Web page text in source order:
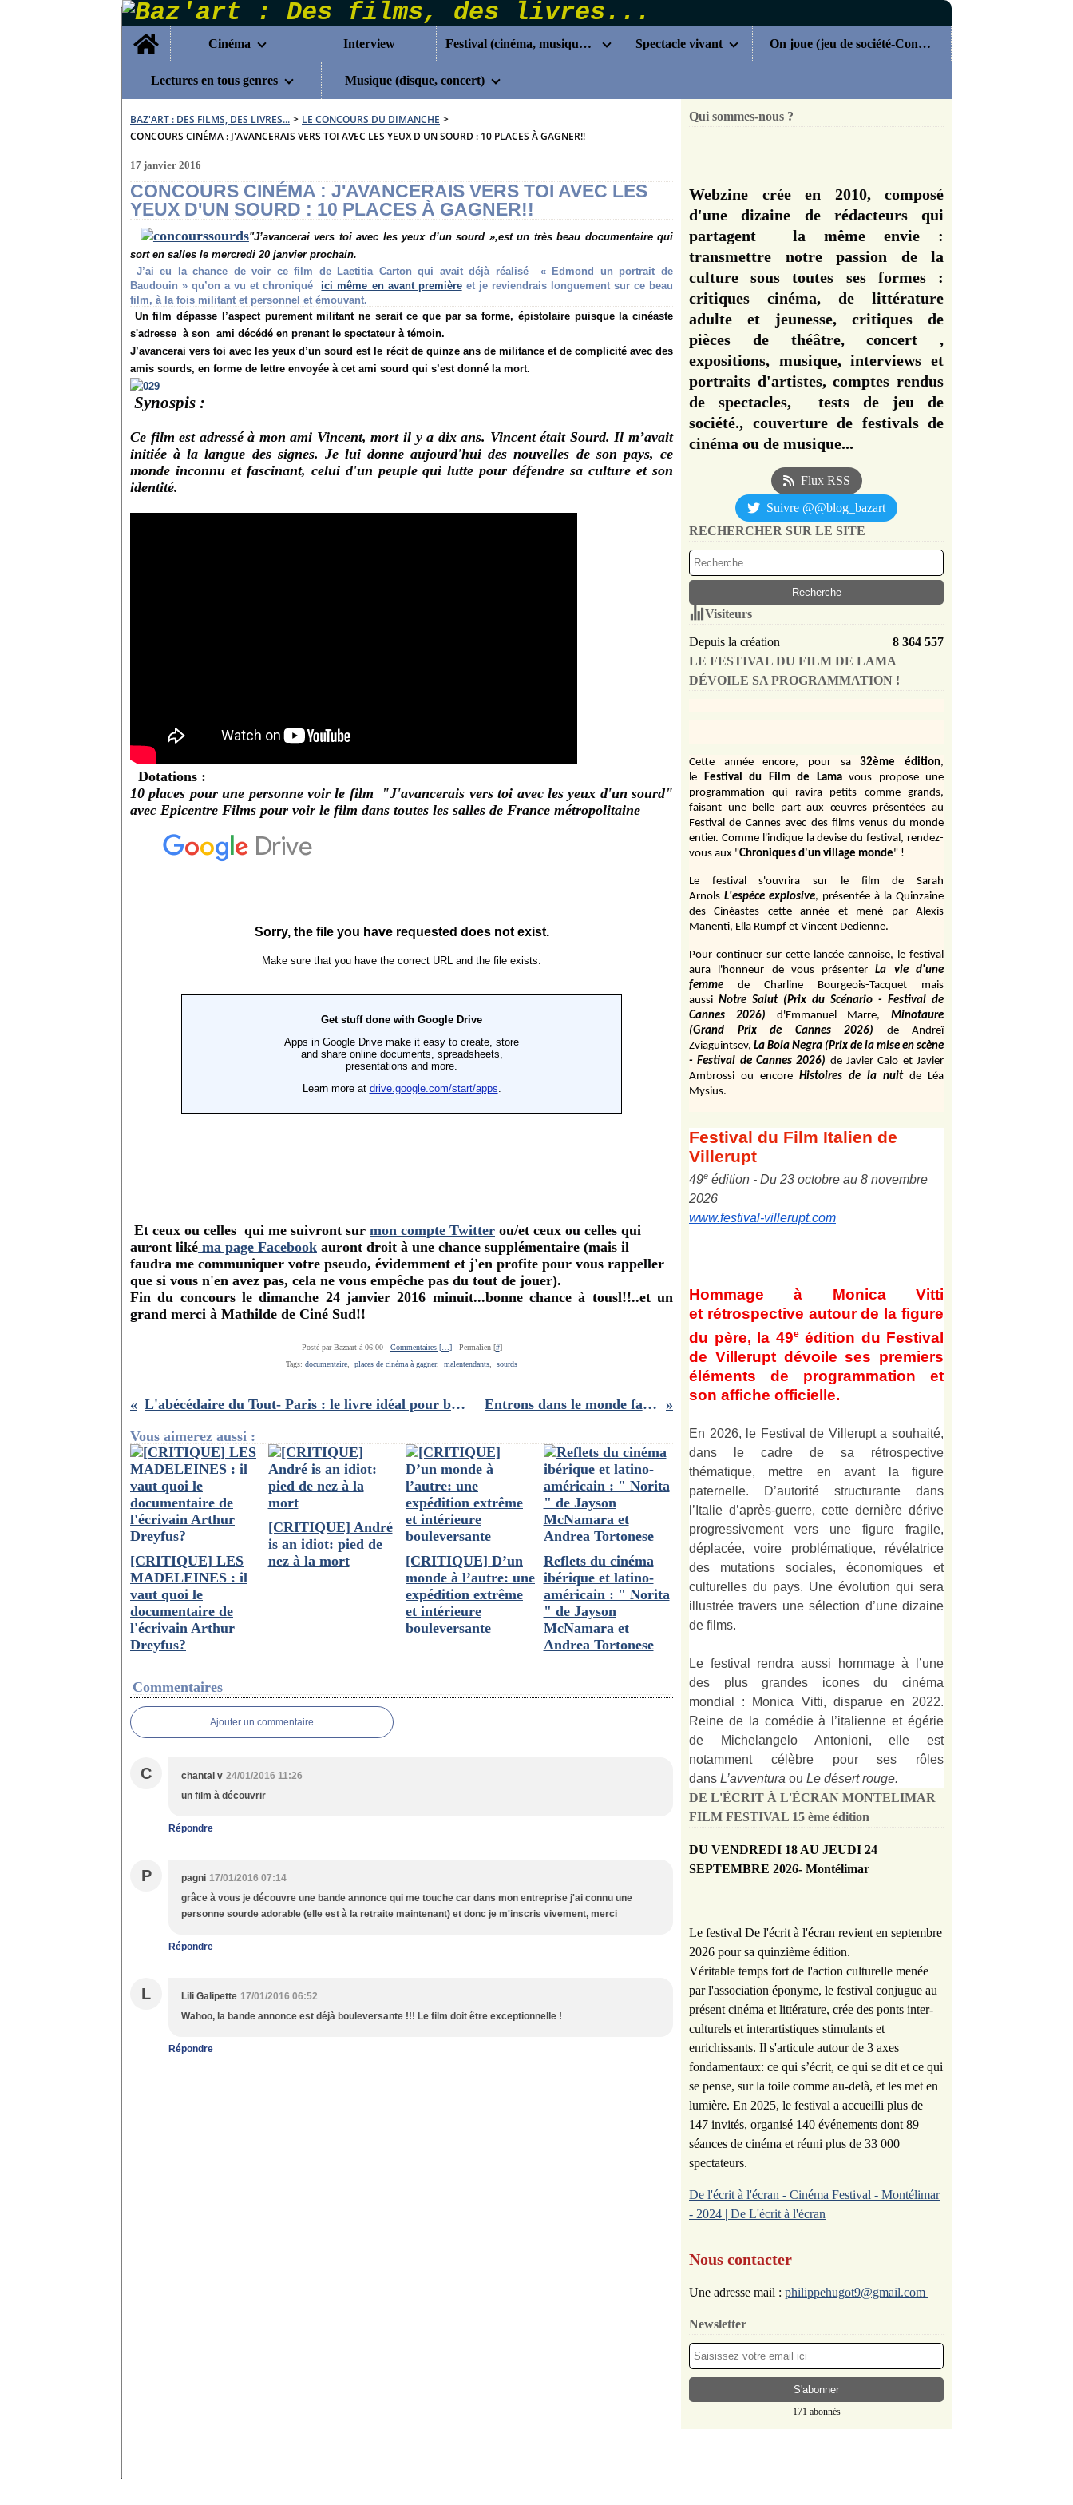
Home
Cinéma
Interview Festival (cinéma, musique...) Spectacle vivant On joue (jeu de société-Concours)
Lectures en tous genres Musique (disque, concert)
BAZ'ART : DES FILMS, DES LIVRES... > LE CONCOURS DU DIMANCHE >
CONCOURS CINÉMA : J'AVANCERAIS VERS TOI AVEC LES YEUX D'UN SOURD : 10 PLACES À GAGNER!!
17 janvier 2016
CONCOURS CINÉMA : J'AVANCERAIS VERS TOI AVEC LES
YEUX D'UN SOURD : 10 PLACES À GAGNER!!
"J’avancerai vers toi avec les yeux d’un sourd »,est un très beau documentaire qui
sort en salles le mercredi 20 janvier prochain.
J’ai eu la chance de voir ce film de Laetitia Carton qui avait déjà réalisé « Edmond un portrait de
Baudouin » qu’on a vu et chroniqué ici même en avant premièreet je reviendrais longuement sur ce beau
film, à la fois militant et personnel et émouvant.
Un film dépasse l’aspect purement militant ne serait ce que par sa forme, épistolaire puisque la cinéaste
s'adresse à son ami décédé en prenant le spectateur à témoin.
J’avancerai vers toi avec les yeux d’un sourd est le récit de quinze ans de militance et de complicité avec des
amis sourds, en forme de lettre envoyée à cet ami sourd qui s’est donné la mort.
Synospis :
Ce film est adressé à mon ami Vincent, mort il y a dix ans. Vincent était Sourd. Il m’avait
initiée à la langue des signes. Je lui donne aujourd'hui des nouvelles de son pays, ce
monde inconnu et fascinant, celui d'un peuple qui lutte pour défendre sa culture et son
identité.
Dotations :
10 places pour une personne voir le film "J'avancerais vers toi avec les yeux d'un sourd"
avec Epicentre Films pour voir le film dans toutes les salles de France métropolitaine
Et ceux ou celles qui me suivront sur mon compte Twitter ou/et ceux ou celles qui
auront liké ma page Facebook auront droit à une chance supplémentaire (mais il
faudra me communiquer votre pseudo, évidemment et j'en profite pour vous rappeller
que si vous n'en avez pas, cela ne vous empêche pas du tout de jouer).
Fin du concours le dimanche 24 janvier 2016 minuit...bonne chance à tousl!!..et un
grand merci à Mathilde de Ciné Sud!!
Posté par Bazaart à 06:00 - Commentaires [… ]- Permalien [#]
Tags: documentaire places de cinéma à gagner, malentendants sourds
L'abécédaire du Tout- Paris : le livre idéal pour briller dans les diners parisiens
Entrons dans le monde fabuleux de Picasso
Vous aimerez aussi :
[CRITIQUE] LES
MADELEINES : il
vaut quoi le
documentaire de
l'écrivain Arthur
Dreyfus?
[CRITIQUE] André
is an idiot: pied de
nez à la mort
[CRITIQUE] D’un
monde à l’autre: une
expédition extrême
et intérieure
bouleversante
Reflets du cinéma
ibérique et latino-
américain : " Norita
" de Jayson
McNamara et
Andrea Tortonese
Commentaires
Ajouter un commentaire
C chantal v 24/01/2016 11:26
un film à découvrir
Répondre
P pagni 17/01/2016 07:14
grâce à vous je découvre une bande annonce qui me touche car dans mon entreprise j'ai connu une
personne sourde adorable (elle est à la retraite maintenant) et donc je m'inscris vivement, merci
Répondre
L Lili Galipette 17/01/2016 06:52
Wahoo, la bande annonce est déjà bouleversante !!! Le film doit être exceptionnelle !
Répondre
Qui sommes-nous ?
Webzine crée en 2010, composé
d'une dizaine de rédacteurs qui
partagent la même envie :
transmettre notre passion de la
culture sous toutes ses formes :
critiques cinéma, de littérature
adulte et jeunesse, critiques de
pièces de théâtre, concert ,
expositions, musique, interviews et
portraits d'artistes, comptes rendus
de spectacles, tests de jeu de
société., couverture de festivals de
cinéma ou de musique...
Flux RSS
Suivre @@blog_bazart
RECHERCHER SUR LE SITE
Visiteurs
Depuis la création
8 364 557
LE FESTIVAL DU FILM DE LAMA
DÉVOILE SA PROGRAMMATION !
Cette année encore, pour sa 32ème édition,
le Festival du Film de Lama vous propose une
programmation qui ravira petits comme grands,
faisant une belle part aux œuvres présentées au
Festival de Cannes avec des films venus du monde
entier. Comme l'indique la devise du festival, rendez-
vous aux "Chroniques d'un village monde" !
Le festival s'ouvrira sur le film de Sarah
Arnols L'espèce explosive, présentée à la Quinzaine
des Cinéastes cette année et mené par Alexis
Manenti, Ella Rumpf et Vincent Dedienne.
Pour continuer sur cette lancée cannoise, le festival
aura l'honneur de vous présenter
La vie d'une
femme
de Charline Bourgeois-Tacquet
mais
aussi Notre Salut (Prix du Scénario - Festival de
Cannes 2026)
d'Emmanuel Marre,
Minotaure
(Grand Prix de Cannes 2026)
de Andreï
Zviaguintsev, La Bola Negra (Prix de la mise en scène
- Festival de Cannes 2026) de Javier Calo et Javier
Ambrossi ou encore Histoires de la nuit de Léa
Mysius.
Festival du Film Italien de
Villerupt
49e édition - Du 23 octobre au 8 novembre
2026
www.festival-villerupt.com
Hommage à Monica Vitti
et rétrospective autour de la figure
du père, la 49e édition du Festival
de Villerupt dévoile ses premiers
éléments de programmation et
son affiche officielle.
En 2026, le Festival de Villerupt a souhaité,
dans le cadre de sa rétrospective
thématique, mettre en avant la figure
paternelle. D’autorité structurante dans
l’Italie d’après-guerre, cette dernière dérive
progressivement vers une figure fragile,
déplacée, voire problématique, révélatrice
des mutations sociales, économiques et
culturelles du pays. Une évolution qui sera
illustrée travers une sélection d’une dizaine
de films.
Le festival rendra aussi hommage à l’une
des plus grandes icones du cinéma
mondial : Monica Vitti, disparue en 2022.
Reine de la comédie à l’italienne et égérie
de Michelangelo Antonioni, elle est
notamment célèbre pour ses rôles
dans L’avventura ou Le désert rouge.
DE L'ÉCRIT À L'ÉCRAN MONTELIMAR
FILM FESTIVAL 15 ème édition
DU VENDREDI 18 AU JEUDI 24
SEPTEMBRE 2026- Montélimar
Le festival De l'écrit à l'écran revient en septembre
2026 pour sa quinzième édition.
Véritable temps fort de l'action culturelle menée
par l'association éponyme, le festival conjugue au
présent cinéma et littérature, crée des ponts inter-
culturels et interartistiques stimulants et
enrichissants. Il s'articule autour de 3 axes
fondamentaux: ce qui s’écrit, ce qui se dit et ce qui
se pense, sur la toile comme au-delà, et les met en
lumière. En 2025, le festival a accueilli plus de
147 invités, organisé 140 événements dont 89
séances de cinéma et réuni plus de 33 000
spectateurs.
De l'écrit à l'écran - Cinéma Festival - Montélimar
- 2024 | De L'écrit à l'écran
Nous contacter
Une adresse mail : philippehugot9@gmail.com
Newsletter
171 abonnés